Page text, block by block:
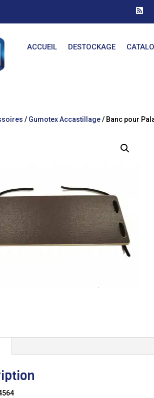

ACCUEIL DESTOCKAGE
/ Gumotex Accastillage/ Banc pour